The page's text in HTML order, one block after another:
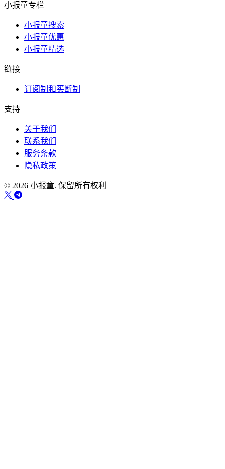
小报童专栏
小报童搜索
小报童优惠
小报童精选
链接
订阅制和买断制
支持
关于我们
联系我们
服务条款
隐私政策
© 2026 小报童. 保留所有权利